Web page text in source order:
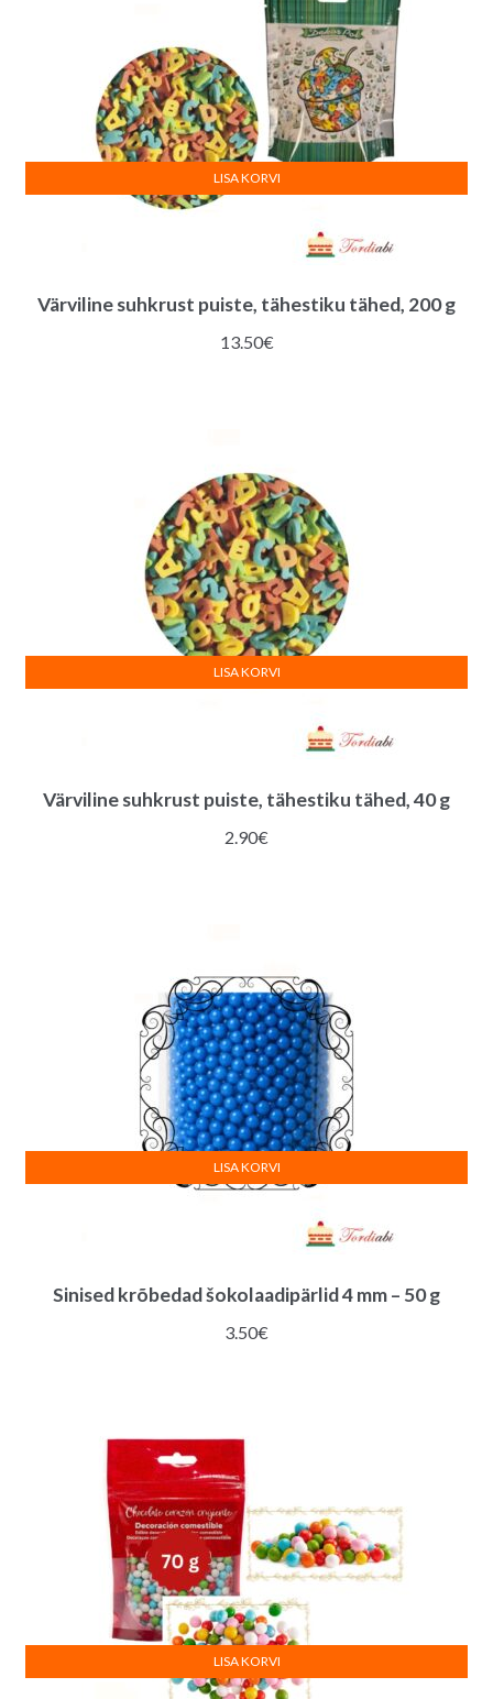
Värviline suhkrust puiste, tähestiku tähed, 200 g
13.50€
LISA KORVI
Värviline suhkrust puiste, tähestiku tähed, 40 g
2.90€
LISA KORVI
Sinised krõbedad šokolaadipärlid 4 mm – 50 g
3.50€
LISA KORVI
LISA KORVI